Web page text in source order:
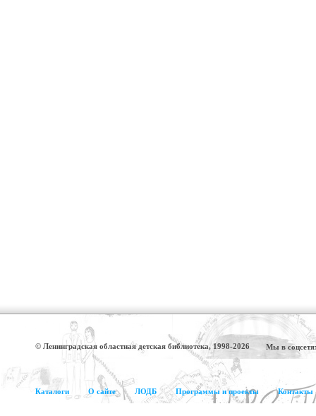
© Ленинградская областная детская библиотека, 1998-2026 Мы в
Каталоги О сайте ЛОДБ Программы и проекты Контакты